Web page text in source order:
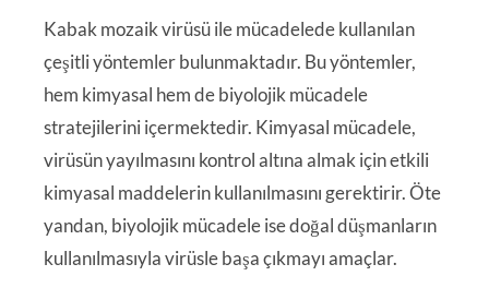
Kabak mozaik virüsü ile mücadelede kullanılan
çeşitli yöntemler bulunmaktadır. Bu yöntemler,
hem kimyasal hem de biyolojik mücadele
stratejilerini içermektedir. Kimyasal mücadele,
virüsün yayılmasını kontrol altına almak için etkili
kimyasal maddelerin kullanılmasını gerektirir. Öte
yandan, biyolojik mücadele ise doğal düşmanların
kullanılmasıyla virüsle başa çıkmayı amaçlar.